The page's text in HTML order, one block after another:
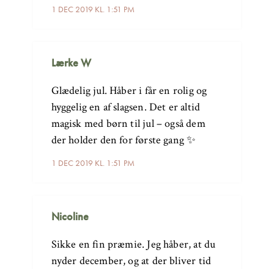
1 DEC 2019 KL. 1:51 PM
Lærke W
1 DEC 2019 KL. 1:51 PM
Glædelig jul. Håber i får en rolig og
hyggelig en af slagsen. Det er altid
magisk med børn til jul – også dem
der holder den for første gang ✨
Nicoline
Sikke en fin præmie. Jeg håber, at du
nyder december, og at der bliver tid